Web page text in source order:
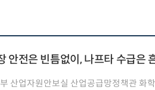
안전은 빈틈없이, 나프타 수급은
산업자원안보실 산업공급망정책관 화